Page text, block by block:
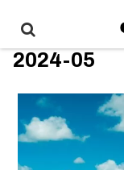
2024-05